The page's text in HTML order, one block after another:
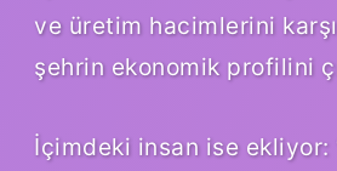
ve üretim hacimlerini
şehrin ekonomik profilini
İçimdeki insan ise ekliyor: